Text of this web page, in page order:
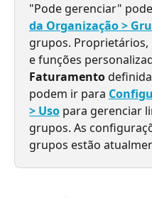
"Pode gerenciar"
da Organização >
grupos.
e funções
Faturamento
podem ir para
> Uso para gerenciar
grupos. As
grupos estão